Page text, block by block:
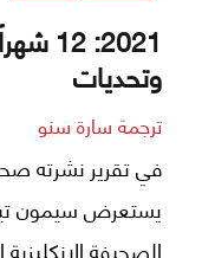
وتحديات
ترجمة سارة سنو
في تقرير نشرته
يستعرض سيمون
الصحيفة